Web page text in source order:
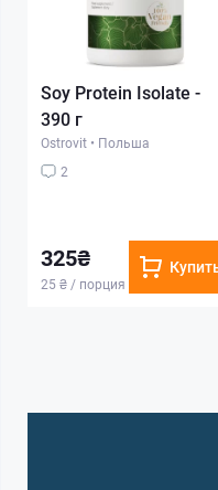
Soy Protein Isolate -
390 г
Ostrovit • Польша
2
325₴
25 ₴ / порция